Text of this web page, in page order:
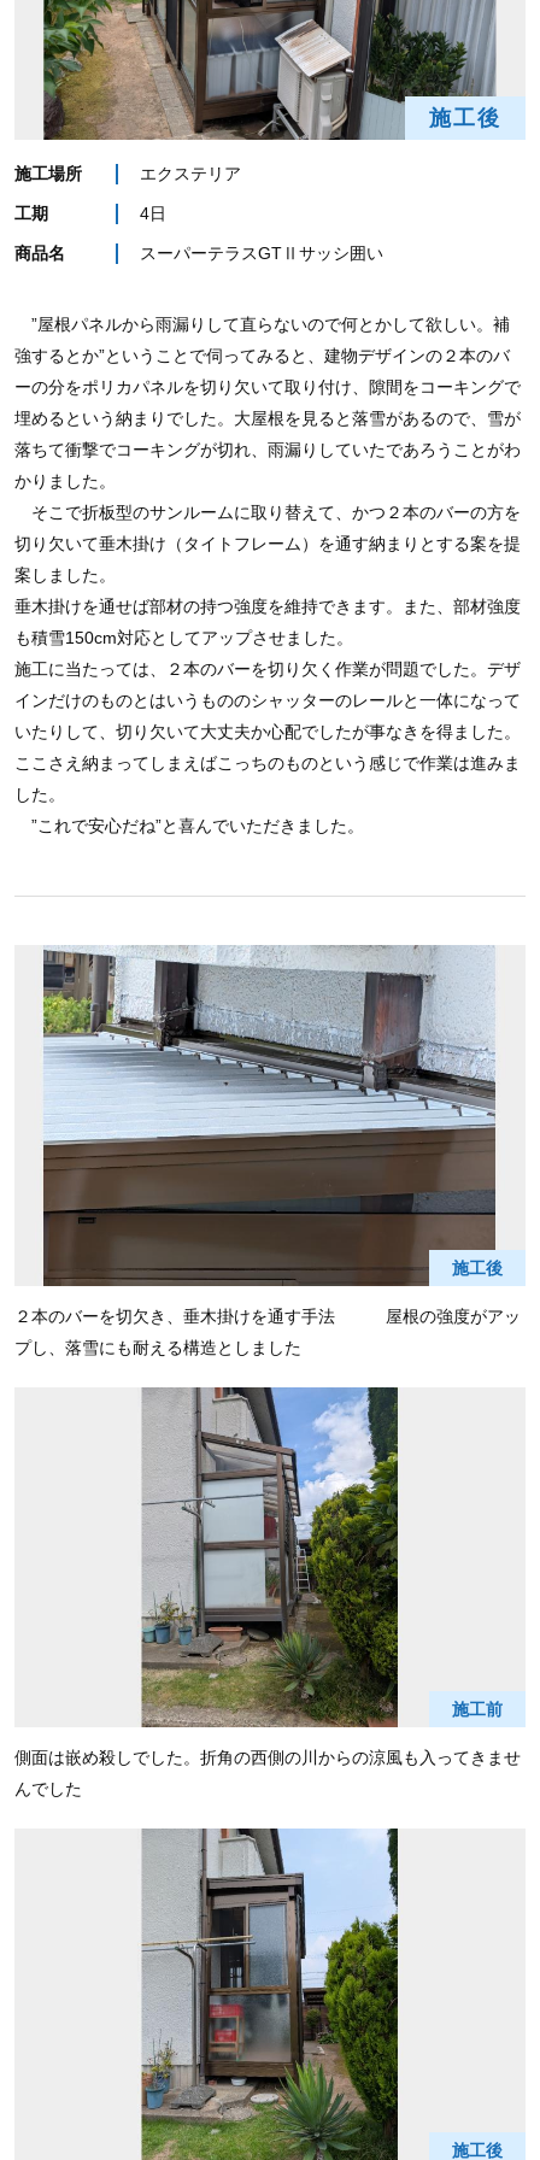
施工後
施工場所 エクステリア
工期 4日
商品名 スーパーテラスGTⅡサッシ囲い
”屋根パネルから雨漏りして直らないので何とかして欲しい。補
強するとか”ということで伺ってみると、建物デザインの２本のバ
ーの分をポリカパネルを切り欠いて取り付け、隙間をコーキングで
埋めるという納まりでした。大屋根を見ると落雪があるので、雪が
落ちて衝撃でコーキングが切れ、雨漏りしていたであろうことがわ
かりました。
そこで折板型のサンルームに取り替えて、かつ２本のバーの方を
切り欠いて垂木掛け（タイトフレーム）を通す納まりとする案を提
案しました。
垂木掛けを通せば部材の持つ強度を維持できます。また、部材強度
も積雪150cm対応としてアップさせました。
施工に当たっては、２本のバーを切り欠く作業が問題でした。デザ
インだけのものとはいうもののシャッターのレールと一体になって
いたりして、切り欠いて大丈夫か心配でしたが事なきを得ました。
ここさえ納まってしまえばこっちのものという感じで作業は進みま
した。
”これで安心だね”と喜んでいただきました。
施工後
２本のバーを切欠き、垂木掛けを通す手法 屋根の強度がアッ
プし、落雪にも耐える構造としました
施工前
側面は嵌め殺しでした。折角の西側の川からの涼風も入ってきませ
んでした
施工後